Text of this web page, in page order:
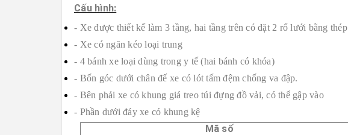
Cấu hình:
- Xe được thiết kế làm 3 tầng, hai tầng trên có đặt 2 rổ lưới bằng thép
- Xe có ngăn kéo loại trung
- 4 bánh xe loại dùng trong y tế (hai bánh có khóa)
- Bốn góc dưới chân đế xe có lót tấm đệm chống va đập.
- Bên phải xe có khung giá treo túi đựng đồ vải, có thể gập vào
- Phần dưới đáy xe có khung kệ
Mã số